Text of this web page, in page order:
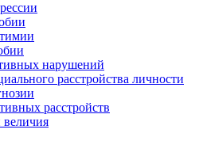
нарушений
расстройства личности
расстройств